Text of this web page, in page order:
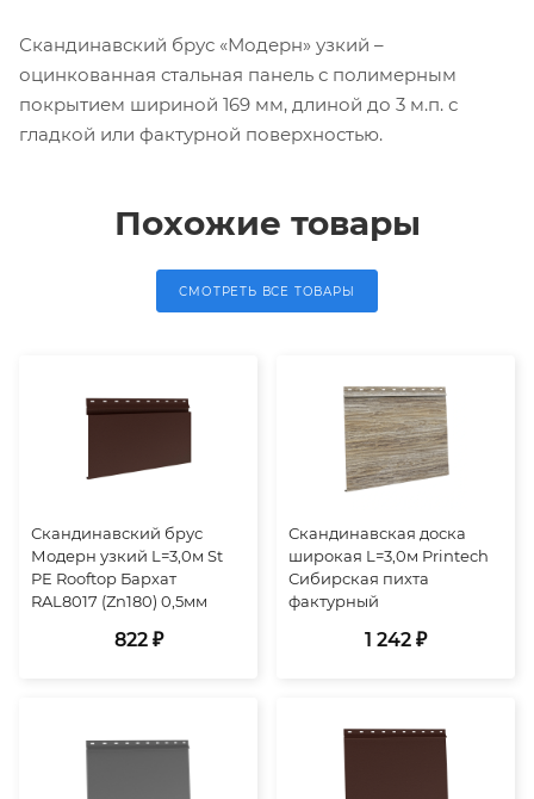
Скандинавский брус «Модерн» узкий –
оцинкованная стальная панель с полимерным
покрытием шириной 169 мм, длиной до 3 м.п. с
гладкой или фактурной поверхностью.
Похожие товары
СМОТРЕТЬ ВСЕ ТОВАРЫ
Скандинавский брус
Модерн узкий L=3,0м St
PE Rooftop Бархат
RAL8017 (Zn180) 0,5мм
822 ₽
Скандинавская доска
широкая L=3,0м Printech
Сибирская пихта
фактурный
1 242 ₽